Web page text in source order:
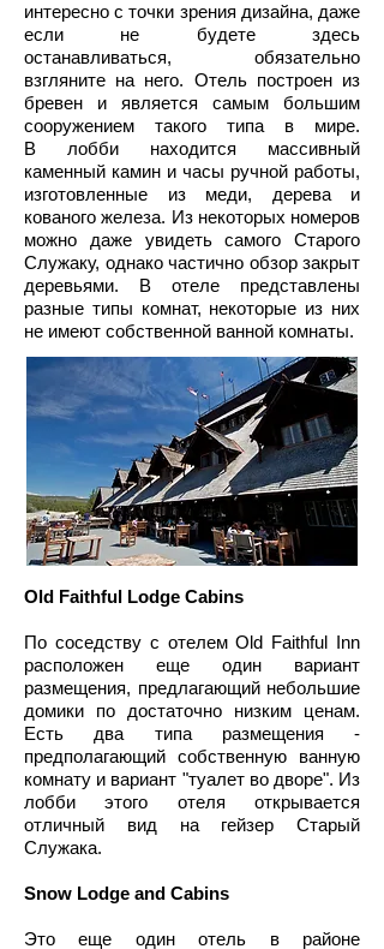
интересно с точки зрения дизайна, даже
если не будете здесь
останавливаться, обязательно
взгляните на него. Отель построен из
бревен и является самым большим
сооружением такого типа в мире.
В лобби находится массивный
каменный камин и часы ручной работы,
изготовленные из меди, дерева и
кованого железа. Из некоторых номеров
можно даже увидеть самого Старого
Служаку, однако частично обзор закрыт
деревьями. В отеле представлены
разные типы комнат, некоторые из них
не имеют собственной ванной комнаты.
Old Faithful Lodge Cabins
По соседству с отелем Old Faithful Inn
расположен еще один вариант
размещения, предлагающий небольшие
домики по достаточно низким ценам.
Есть два типа размещения -
предполагающий собственную ванную
комнату и вариант "туалет во дворе". Из
лобби этого отеля открывается
отличный вид на гейзер Старый
Служака.
Snow Lodge and Cabins
Это еще один отель в районе